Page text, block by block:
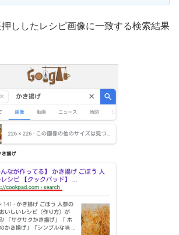
ししたレシピ画像に一致する検索結果